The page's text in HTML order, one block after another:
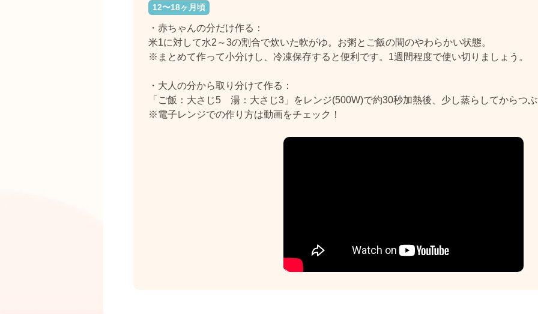
12〜18ヶ月頃
・赤ちゃんの分だけ作る：
米1に対して水2～3の割合で炊いた軟がゆ。お粥とご飯の間のやわらかい状態。
※まとめて作って小分けし、冷凍保存すると便利です。1週間程度で使い切りましょう。
・大人の分から取り分けて作る：
「ご飯：大さじ5 湯：大さじ3」をレンジ(500W)で約30秒加熱後、少し蒸らしてからつ
※電子レンジでの作り方は動画をチェック！